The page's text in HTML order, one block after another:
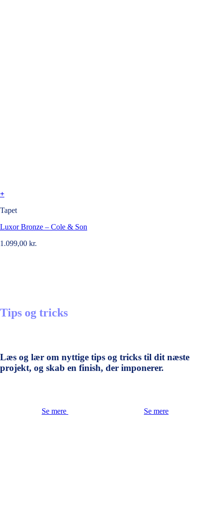
+
Tapet
Luxor Bronze – Cole & Son
1.099,00 kr.
Tips og tricks
Læs og lær om nyttige tips og tricks til dit næste
projekt, og skab en finish, der imponerer.
Se mere Se mere